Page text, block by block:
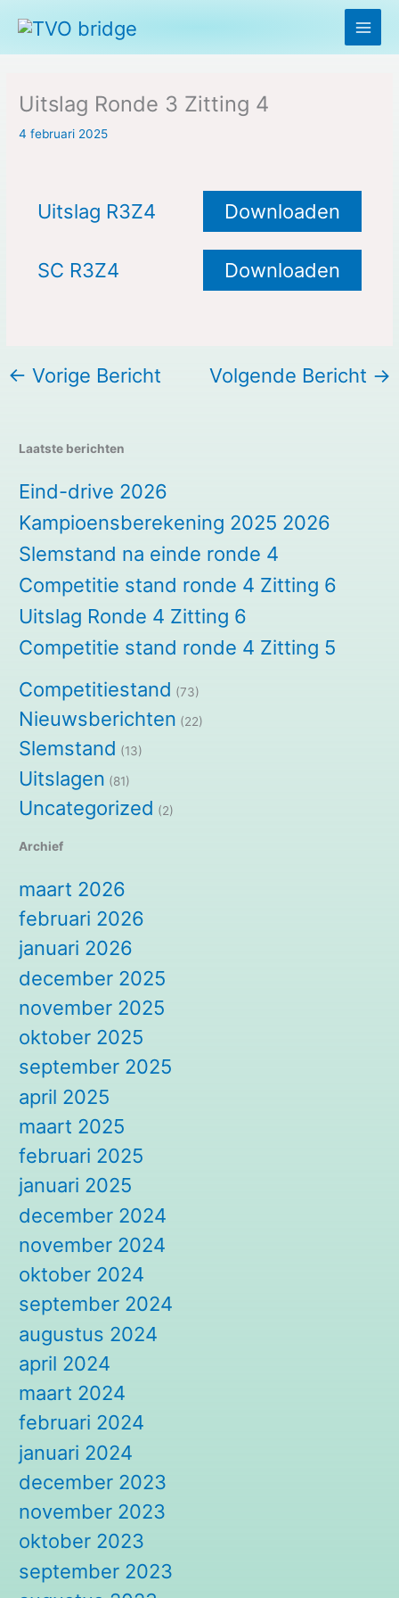
naar
Uitslag Ronde 3 Zitting 4
4 februari 2025
Uitslag R3Z4 Downloaden
SC R3Z4 Downloaden
← Vorige Bericht Volgende Bericht →
Laatste berichten
Eind-drive 2026
Kampioensberekening 2025 2026
Slemstand na einde ronde 4
Competitie stand ronde 4 Zitting 6
Uitslag Ronde 4 Zitting 6
Competitie stand ronde 4 Zitting 5
Competitiestand (73)
Nieuwsberichten (22)
Slemstand (13)
Uitslagen (81)
Uncategorized (2)
Archief
maart 2026
februari 2026
januari 2026
december 2025
november 2025
oktober 2025
september 2025
april 2025
maart 2025
februari 2025
januari 2025
december 2024
november 2024
oktober 2024
september 2024
augustus 2024
april 2024
maart 2024
februari 2024
januari 2024
december 2023
november 2023
oktober 2023
september 2023